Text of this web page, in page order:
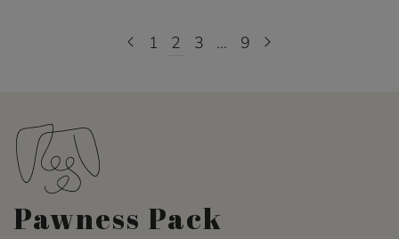
1 2 3 … 9
Pawness Pack